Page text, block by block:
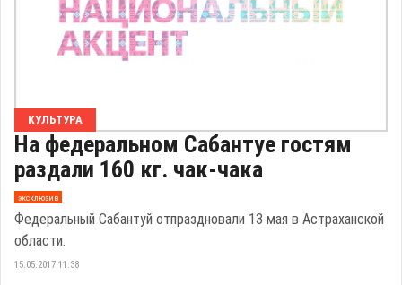
КУЛЬТУРА
На федеральном Сабантуе гостям
раздали 160 кг. чак-чака
эксклюзив
Федеральный Сабантуй отпраздновали 13 мая в Астраханской
области.
15.05.2017 11:38